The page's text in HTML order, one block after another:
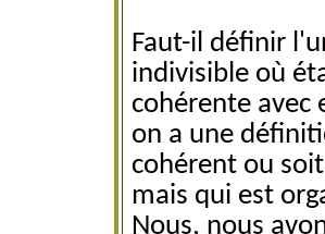
Faut-il définir
indivisible où
cohérente avec
on a une
cohérent ou
mais qui est
Nous, nous